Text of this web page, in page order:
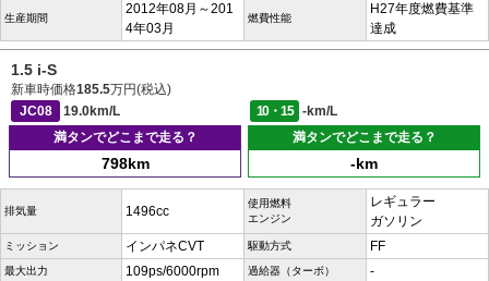
生産期間
2012年08月～201
4年03月
燃費性能
H27年度燃費基準
達成
1.5 i-S
新車時価格185.5万円(税込)
JC08
19.0km/L 10・15
-km/L
満タンでどこまで走る？
798km
満タンでどこまで走る？
-km
排気量 1496cc
使用燃料
エンジン
レギュラー
ガソリン
ミッション インパネCVT 駆動方式 FF
最大出力 109ps/6000rpm 過給器（ターボ） -